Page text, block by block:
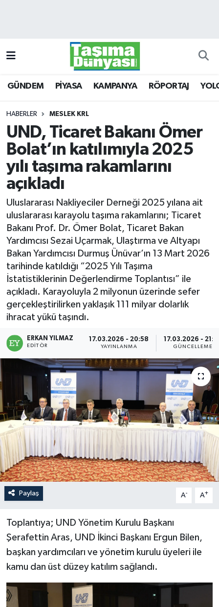
GÜNDEM PİYASA KAMPANYA RÖPORTAJ
HABERLER MESLEK KRL
UND, Ticaret Bakanı Ömer
Bolat’ın katılımıyla 2025
yılı taşıma rakamlarını
açıkladı
Uluslararası Nakliyeciler Derneği 2025 yılana ait
uluslararası karayolu taşıma rakamlarını; Ticaret
Bakanı Prof. Dr. Ömer Bolat, Ticaret Bakan
Yardımcısı Sezai Uçarmak, Ulaştırma ve Altyapı
Bakan Yardımcısı Durmuş Ünüvar’ın 13 Mart 2026
tarihinde katıldığı “2025 Yılı Taşıma
İstatistiklerinin Değerlendirme Toplantısı” ile
açıkladı. Karayoluyla 2 milyonun üzerinde sefer
gerçekleştirilirken yaklaşık 111 milyar dolarlık
ihracat yükü taşındı.
ERKAN YILMAZ
EDITÖR
17.03.2026 - 20:58
YAYINLANMA
17.03.2026 -
GÜNCELLEME
Paylaş A- A+
Toplantıya; UND Yönetim Kurulu Başkanı
Şerafettin Aras, UND İkinci Başkanı Ergun Bilen,
başkan yardımcıları ve yönetim kurulu üyeleri ile
kamu dan üst düzey katılım sağlandı.
KAMPANYA
RÖPORTAJ
YOLCU TAŞIMA
LOJİSTİK
E-GAZETE
TAŞITLAR
Trafik Durumu
Süper Lig Puan Durumu ve Fikstür
Tüm Manşetler
Son Dakika Haberleri
Haber Arşivi